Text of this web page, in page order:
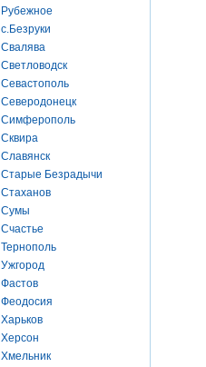
Рубежное
с.Безруки
Свалява
Светловодск
Севастополь
Северодонецк
Симферополь
Сквира
Славянск
Старые Безрадычи
Стаханов
Сумы
Счастье
Тернополь
Ужгород
Фастов
Феодосия
Харьков
Херсон
Хмельник